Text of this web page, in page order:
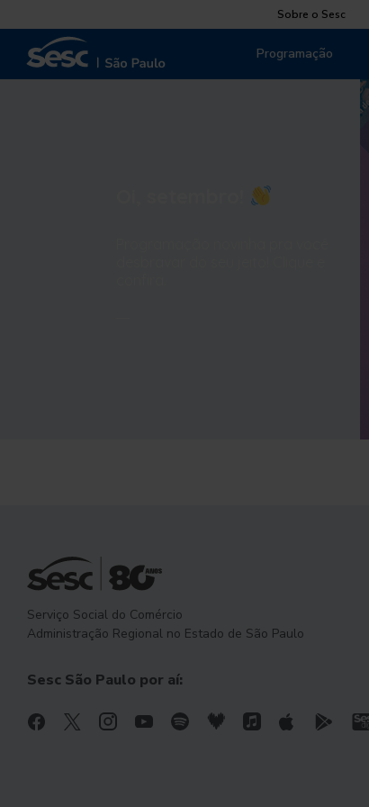
Sobre o Sesc
Programação
Serviço Social do Comércio
Administração Regional no Estado de São Paulo
Sesc São Paulo por aí: